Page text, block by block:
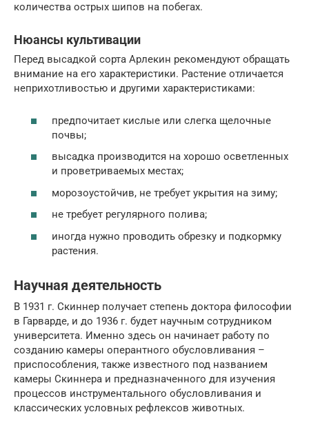
количества острых шипов на побегах.
Нюансы культивации
Перед высадкой сорта Арлекин рекомендуют обращать
внимание на его характеристики. Растение отличается
неприхотливостью и другими характеристиками:
предпочитает кислые или слегка щелочные
почвы;
высадка производится на хорошо осветленных
и проветриваемых местах;
морозоустойчив, не требует укрытия на зиму;
не требует регулярного полива;
иногда нужно проводить обрезку и подкормку
растения.
Научная деятельность
В 1931 г. Скиннер получает степень доктора философии
в Гарварде, и до 1936 г. будет научным сотрудником
университета. Именно здесь он начинает работу по
созданию камеры оперантного обусловливания –
приспособления, также известного под названием
камеры Скиннера и предназначенного для изучения
процессов инструментального обусловливания и
классических условных рефлексов животных.